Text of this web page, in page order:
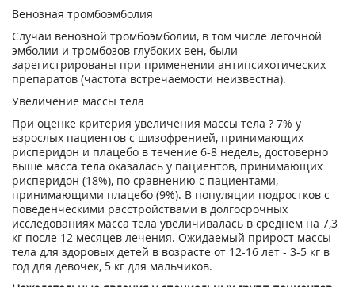
Венозная тромбоэмболия
Случаи венозной тромбоэмболии, в том числе легочной
эмболии и тромбозов глубоких вен, были
зарегистрированы при применении антипсихотических
препаратов (частота встречаемости неизвестна).
Увеличение массы тела
При оценке критерия увеличения массы тела ? 7% у
взрослых пациентов с шизофренией, принимающих
рисперидон и плацебо в течение 6-8 недель, достоверно
выше масса тела оказалась у пациентов, принимающих
рисперидон (18%), по сравнению с пациентами,
принимающими плацебо (9%). В популяции подростков с
поведенческими расстройствами в долгосрочных
исследованиях масса тела увеличивалась в среднем на 7,3
кг после 12 месяцев лечения. Ожидаемый прирост массы
тела для здоровых детей в возрасте от 12-16 лет - 3-5 кг в
год для девочек, 5 кг для мальчиков.